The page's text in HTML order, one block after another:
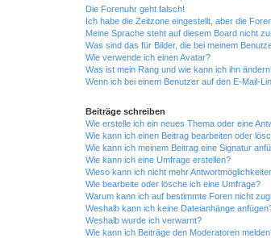
Die Forenuhr geht falsch!
Ich habe die Zeitzone eingestellt, aber die
Meine Sprache steht auf diesem Board nicht
Was sind das für Bilder, die bei meinem
Wie verwende ich einen Avatar?
Was ist mein Rang und wie kann ich ihn
Wenn ich bei einem Benutzer auf den E-Mail-
Beiträge schreiben
Wie erstelle ich ein neues Thema oder eine
Wie kann ich einen Beitrag bearbeiten oder
Wie kann ich meinem Beitrag eine Signatur
Wie kann ich eine Umfrage erstellen?
Wieso kann ich nicht mehr
Wie bearbeite oder lösche ich eine Umfrage?
Warum kann ich auf bestimmte Foren nicht
Weshalb kann ich keine Dateianhänge
Weshalb wurde ich verwarnt?
Wie kann ich Beiträge den Moderatoren